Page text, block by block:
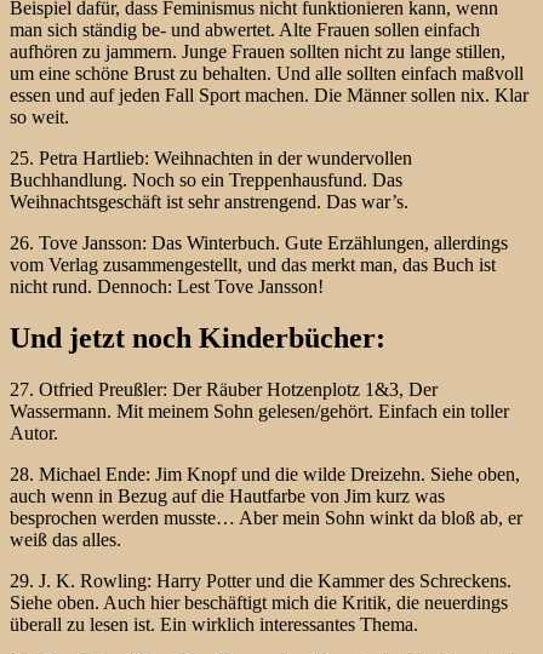
Beispiel dafür, dass Feminismus nicht funktionieren kann, wenn
man sich ständig be- und abwertet. Alte Frauen sollen einfach
aufhören zu jammern. Junge Frauen sollten nicht zu lange stillen,
um eine schöne Brust zu behalten. Und alle sollten einfach maßvoll
essen und auf jeden Fall Sport machen. Die Männer sollen nix. Klar
so weit.
25. Petra Hartlieb: Weihnachten in der wundervollen
Buchhandlung. Noch so ein Treppenhausfund. Das
Weihnachtsgeschäft ist sehr anstrengend. Das war’s.
26. Tove Jansson: Das Winterbuch. Gute Erzählungen, allerdings
vom Verlag zusammengestellt, und das merkt man, das Buch ist
nicht rund. Dennoch: Lest Tove Jansson!
Und jetzt noch Kinderbücher:
27. Otfried Preußler: Der Räuber Hotzenplotz 1&3, Der
Wassermann. Mit meinem Sohn gelesen/gehört. Einfach ein toller
Autor.
28. Michael Ende: Jim Knopf und die wilde Dreizehn. Siehe oben,
auch wenn in Bezug auf die Hautfarbe von Jim kurz was
besprochen werden musste… Aber mein Sohn winkt da bloß ab, er
weiß das alles.
29. J. K. Rowling: Harry Potter und die Kammer des Schreckens.
Siehe oben. Auch hier beschäftigt mich die Kritik, die neuerdings
überall zu lesen ist. Ein wirklich interessantes Thema.